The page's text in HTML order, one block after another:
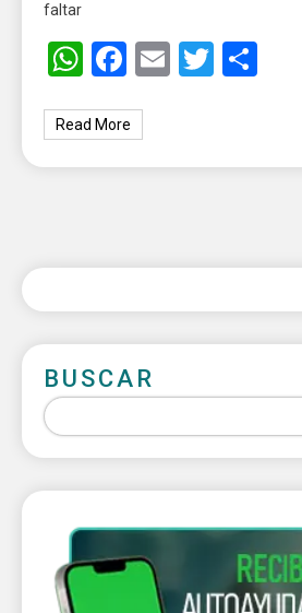
faltar
WhatsApp
Facebook
EmailTwitter
Read More
BUSCAR